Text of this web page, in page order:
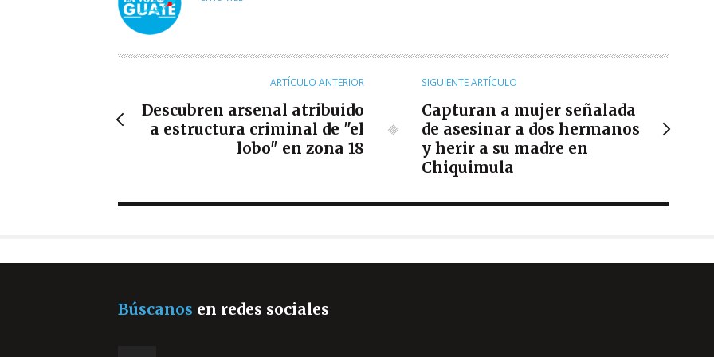
R
ARTÍCULO ANTERIOR
Descubren arsenal atribuido
a estructura criminal de "el
lobo" en zona 18
SIGUIENTE ARTÍCULO
Capturan a mujer señalada
de asesinar a dos hermanos
y herir a su madre en
Chiquimula
Búscanos en redes sociales